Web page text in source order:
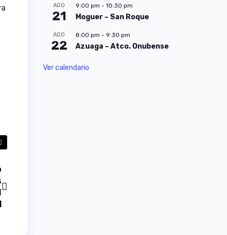
AGO
21
9:00 pm - 10:30 pm
Moguer – San Roque
AGO
22
8:00 pm - 9:30 pm
Azuaga – Atco. Onubense
Ver calendario